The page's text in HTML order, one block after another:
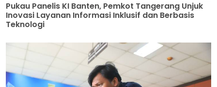
Pukau Panelis KI Banten, Pemkot Tangerang Unjuk
Inovasi Layanan Informasi Inklusif dan Berbasis
Teknologi